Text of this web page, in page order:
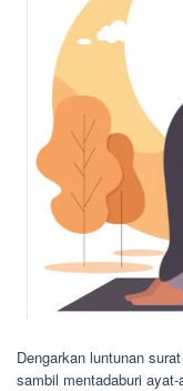
Dengarkan luntunan
sambil mentadaburi